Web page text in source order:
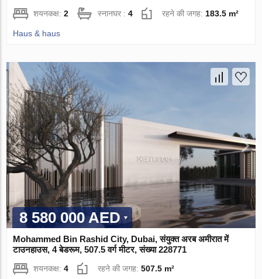
शयनकक्ष:2 स्नानघर :4 रहने की जगह: 183.5 m²
Haus & haus
8 580 000 AED
Mohammed Bin Rashid City, Dubai, संयुक्त अरब अमीरात में
टाउनहाउस, 4 बेडरूम, 507.5 वर्ग मीटर, संख्या 228771
शयनकक्ष:4 रहने की जगह:507.5 m²